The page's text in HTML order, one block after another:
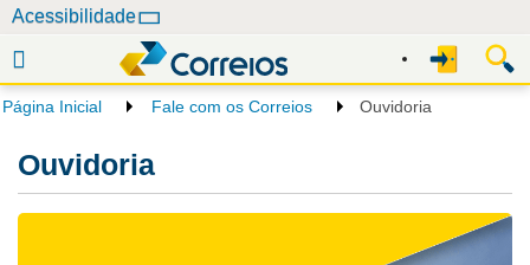
e
Acessibilidade
Página Inicial Fale com os Correios Ouvidoria
Ouvidoria